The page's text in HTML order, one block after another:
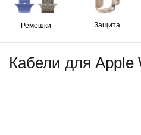
Защита
Ремешки
Кабели для Apple